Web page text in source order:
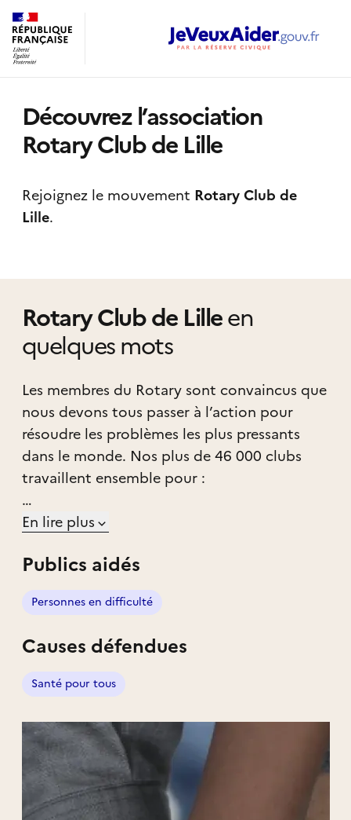
Découvrez l’association
Rotary Club de Lille
Rejoignez le mouvement Rotary Club de
Lille.
Rotary Club de Lilleen
quelques mots
Les membres du Rotary sont convaincus que
nous devons tous passer à l’action pour
résoudre les problèmes les plus pressants
dans le monde. Nos plus de 46 000 clubs
travaillent ensemble pour :
construire la paix
apporter l’eau potable, l’assainissement et
l’hygiène
soigner les mères et leurs enfants
développer les économies locales
protéger l'environnement
En lire plus
Publics aidés
Personnes en difficulté
Causes défendues
Santé pour tous